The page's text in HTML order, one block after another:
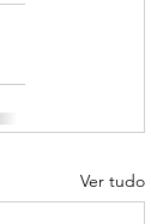
Ver tudo